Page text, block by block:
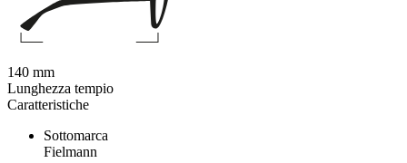
Caratteristiche
Sottomarca
Fielmann
140 mm
Lunghezza tempio